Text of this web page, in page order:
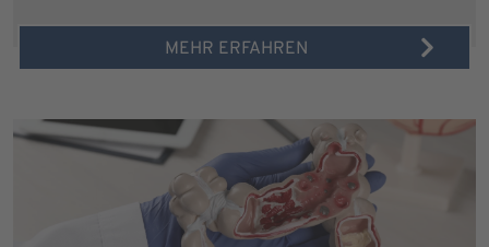
MEHR ERFAHREN